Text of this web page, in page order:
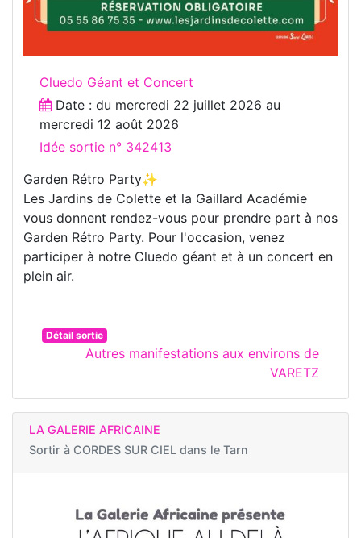
Cluedo Géant et Concert
Date : du mercredi 22 juillet 2026 au
mercredi 12 août 2026
Idée sortie n° 342413
Garden Rétro Party✨
Les Jardins de Colette et la Gaillard Académie
vous donnent rendez-vous pour prendre part à nos
Garden Rétro Party. Pour l'occasion, venez
participer à notre Cluedo géant et à un concert en
plein air.
Détail sortie
Autres manifestations aux environs de
VARETZ
LA GALERIE AFRICAINE
Sortir à CORDES SUR CIEL dans le Tarn